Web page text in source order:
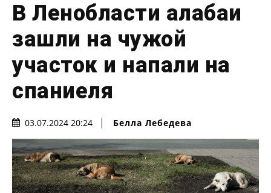
В Ленобласти алабаи
зашли на чужой
участок и напали на
спаниеля
03.07.2024 20:24 Белла Лебедева